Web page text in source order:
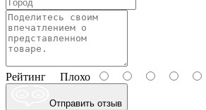
Рейтинг Плохо
Отправить отзыв